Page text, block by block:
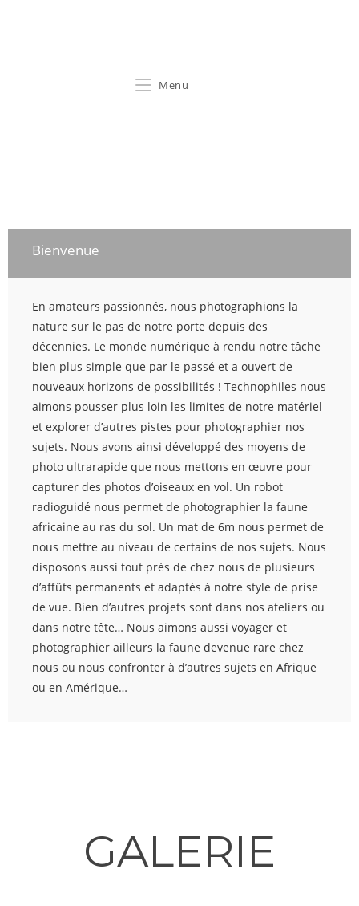
Menu
Bienvenue
En amateurs passionnés, nous photographions la
nature sur le pas de notre porte depuis des
décennies. Le monde numérique à rendu notre tâche
bien plus simple que par le passé et a ouvert de
nouveaux horizons de possibilités ! Technophiles nous
aimons pousser plus loin les limites de notre matériel
et explorer d’autres pistes pour photographier nos
sujets. Nous avons ainsi développé des moyens de
photo ultrarapide que nous mettons en œuvre pour
capturer des photos d’oiseaux en vol. Un robot
radioguidé nous permet de photographier la faune
africaine au ras du sol. Un mat de 6m nous permet de
nous mettre au niveau de certains de nos sujets. Nous
disposons aussi tout près de chez nous de plusieurs
d’affûts permanents et adaptés à notre style de prise
de vue. Bien d’autres projets sont dans nos ateliers ou
dans notre tête… Nous aimons aussi voyager et
photographier ailleurs la faune devenue rare chez
nous ou nous confronter à d’autres sujets en Afrique
ou en Amérique…
GALERIE